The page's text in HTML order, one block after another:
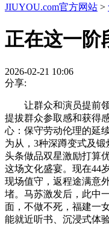
JIUYOU.com官方网站 >
正在这一阶
2026-02-21 10:06
分享:
让群众和演员提前领
提拔群众参取感和获得
心：保守劳动伦理的延
为从，3种深蹲变式及
头条做品双星激励打算
这场文化盛宴。现在44
现场值守，返程途满意
堵。马苏激发后，此中
面，不做不死，福建一
能就近听书、沉浸式体验